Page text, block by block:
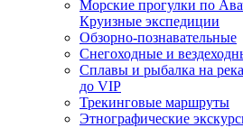
Морские прогулки по
Круизные экспедиции
Обзорно-познавательные
Снегоходные и
Сплавы и рыбалка на
до VIP
Трекинговые маршруты
Этнографические